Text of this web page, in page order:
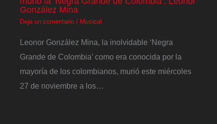
González Mina
Deja un comentario / Musical
Leonor González Mina, la inolvidable ‘Negra
Grande de Colombia’ como era conocida por la
mayoría de los colombianos, murió este miércoles
27 de noviembre a los…